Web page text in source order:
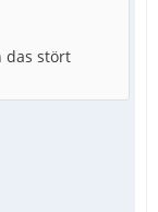
das stört